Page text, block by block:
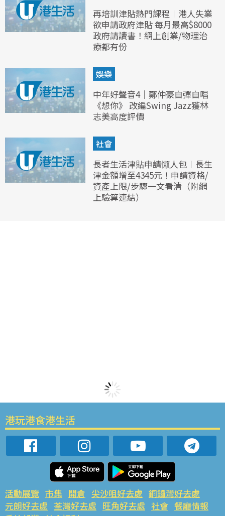
再培訓津貼熱門課程︱港人失業
欲申請政府津貼 每月最高$8000
政府請讀書！網上創業/物理治
療都有份
娛樂
中年好聲音4｜鄭仲豪自彈自唱
《想你》 改編Swing Jazz獲林
志美高度評價
社會
長者生活津貼申請懶人包︱長生
津金額增至4345元！申請資格/
資產上限/步驟一文看清（附網
上驗算連結）
港玩港食港生活
活動展覽 市集 開倉 尖沙咀好去處 銅鑼灣好去處
元朗好去處 荃灣好去處 旺角好去處 社會 餐廳情報